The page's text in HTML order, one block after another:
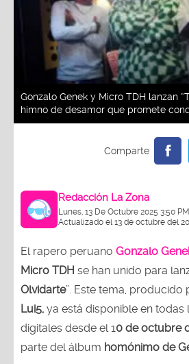
Gonzalo Genek y Micro TDH lanzan
himno de desamor que promete
Redacción La Zona
Lunes, 13 De Octubre 2025 3:50 PM
Actualizado el 13 de octubre del
El rapero peruano Gonzalo
Micro TDH se han unido para
Olvidarte”. Este tema, producido
Lui5, ya está disponible en
digitales desde el 10 de octubre
parte del álbum homónimo de